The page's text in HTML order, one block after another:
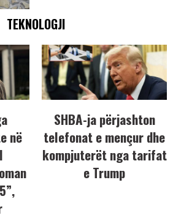
TEKNOLOGJI
në
SHBA-ja përjashton
telefonat e mençur dhe
kompjuterët nga tarifat
e Trump